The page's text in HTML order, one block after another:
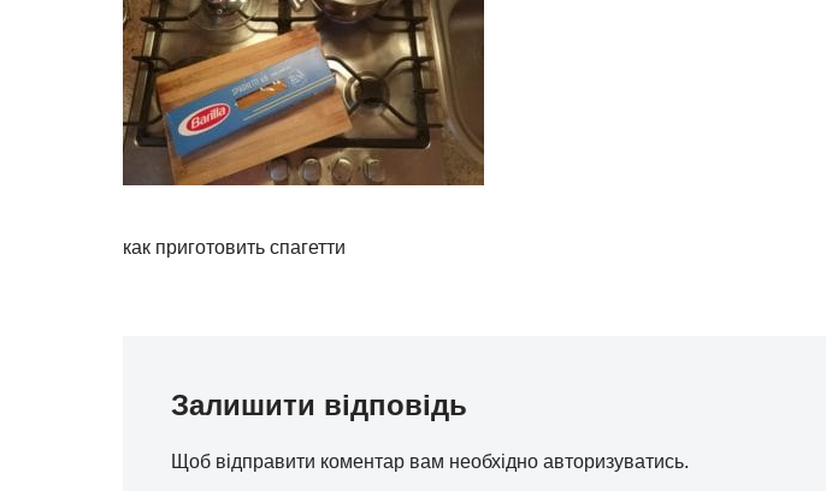
как приготовить спагетти
Залишити відповідь
Щоб відправити коментар вам необхідно авторизуватись.